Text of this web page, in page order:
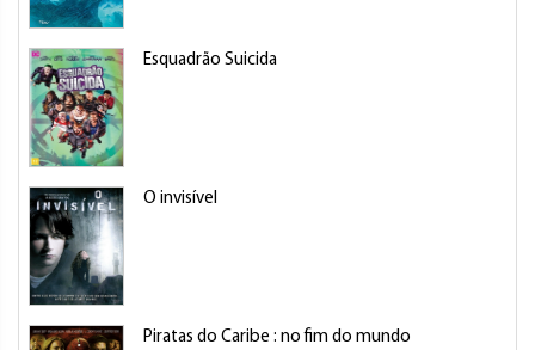
Esquadrão Suicida
O invisível
Piratas do Caribe : no fim do mundo